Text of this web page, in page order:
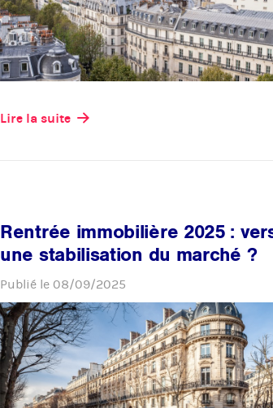
Lire la suite
Rentrée immobilière 2025 :
une stabilisation du marché ?
Publié le 08/09/2025